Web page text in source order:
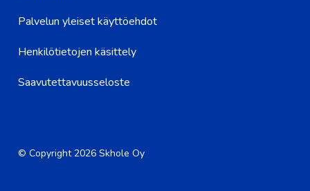
© Copyright 2026 Skhole Oy
Palvelun yleiset käyttöehdot
Henkilötietojen käsittely
Saavutettavuusseloste